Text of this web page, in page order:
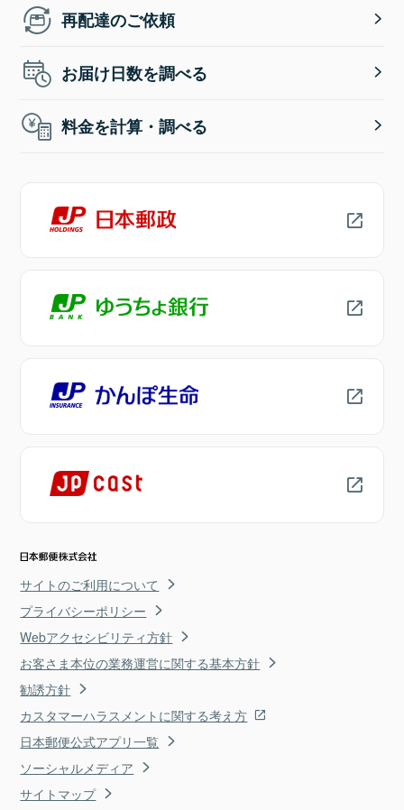
再配達のご依頼
お届け日数を調べる
料金を計算・調べる
サイトのご利用について
プライバシーポリシー
Webアクセシビリティ方針
お客さま本位の業務運営に関する基本方針
勧誘方針
カスタマーハラスメントに関する考え方
日本郵便公式アプリ一覧
ソーシャルメディア
サイトマップ